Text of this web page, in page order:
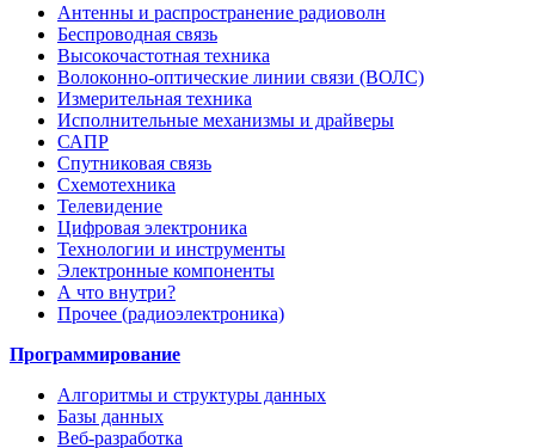
Антенны и распространение радиоволн
Беспроводная связь
Высокочастотная техника
Волоконно-оптические линии связи (ВОЛС)
Измерительная техника
Исполнительные механизмы и драйверы
САПР
Спутниковая связь
Схемотехника
Телевидение
Цифровая электроника
Технологии и инструменты
Электронные компоненты
А что внутри?
Прочее (радиоэлектроника)
Программирование
Алгоритмы и структуры данных
Базы данных
Веб-разработка